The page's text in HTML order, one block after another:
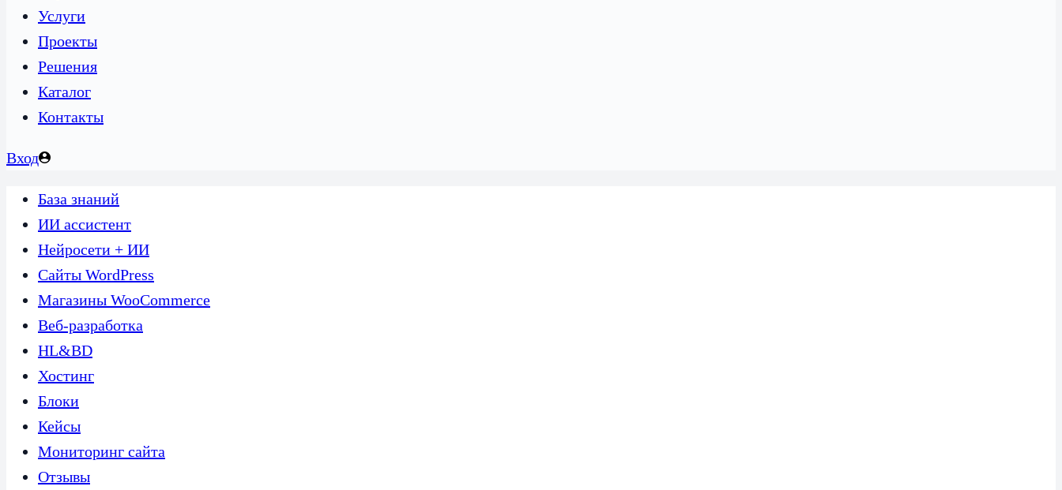
Услуги
Проекты
Решения
Каталог
Контакты
Вход
База знаний
ИИ ассистент
Нейросети + ИИ
Сайты WordPress
Магазины WooCommerce
Веб-разработка
HL&BD
Хостинг
Блоки
Кейсы
Мониторинг сайта
Отзывы